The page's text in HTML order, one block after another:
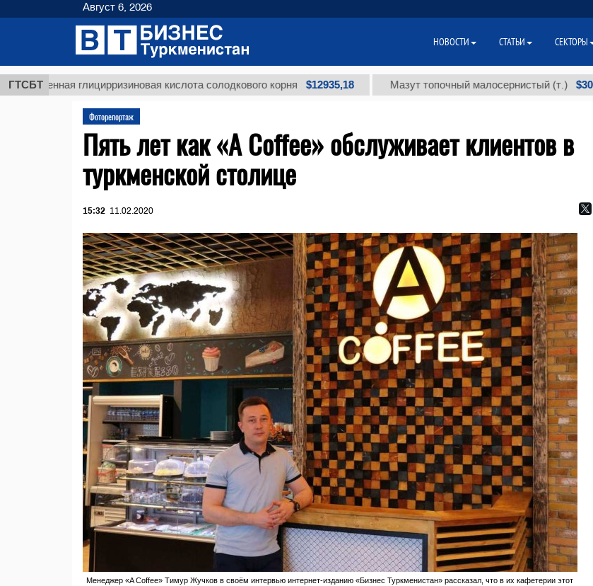
ГТСБТглицирризиновая кислота солодкового корня $12935,18 Мазут топочный малосернистый (т.) $300
Фоторепортаж
Пять лет как «A Coffee» обслуживает клиентов в
туркменской столице
15:32 11.02.2020
Менеджер «A Coffee» Тимур Жучков в своём интервью интернет-изданию «Бизнес Туркменистан» рассказал, что в их кафетерии этот
Август 6, 2026
НОВОСТИ СТАТЬИ СЕКТОРЫ